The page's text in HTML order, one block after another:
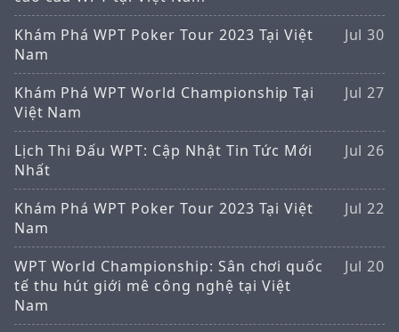
Khám Phá WPT Poker Tour 2023 Tại Việt
Nam
Jul 30
Khám Phá WPT World Championship Tại
Việt Nam
Jul 27
Lịch Thi Đấu WPT: Cập Nhật Tin Tức Mới
Nhất
Jul 26
Khám Phá WPT Poker Tour 2023 Tại Việt
Nam
Jul 22
WPT World Championship: Sân chơi quốc
tế thu hút giới mê công nghệ tại Việt
Nam
Jul 20